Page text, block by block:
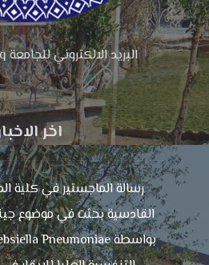
البريد الالكتروني للجامعة info@qu.edu.iq
اخر
رسالة الماجستير في كلية
القادسية بحثت في موضوع